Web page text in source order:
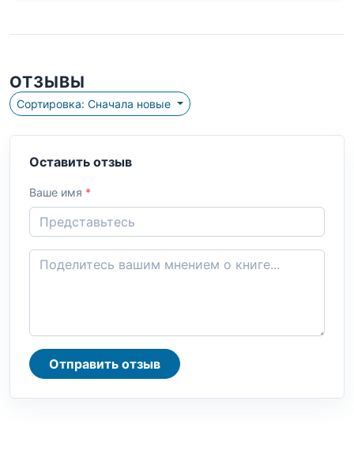
ОТЗЫВЫ
Сортировка: Сначала новые
Оставить отзыв
Ваше имя *
Отправить отзыв